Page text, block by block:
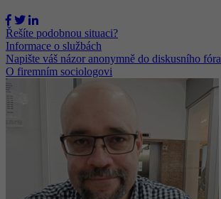
Řešíte podobnou situaci?
Informace o službách
Napište váš názor anonymně do diskusního fóra
O firemním sociologovi